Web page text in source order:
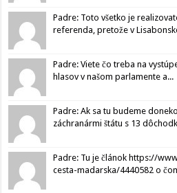
Padre: Toto všetko je
referenda, pretože v
Padre: Viete čo treba na
hlasov v našom parlamente a...
Padre: Ak sa tu budeme
záchranármi štátu s 13
Padre: Tu je článok https://
cesta-madarska/4440582 o